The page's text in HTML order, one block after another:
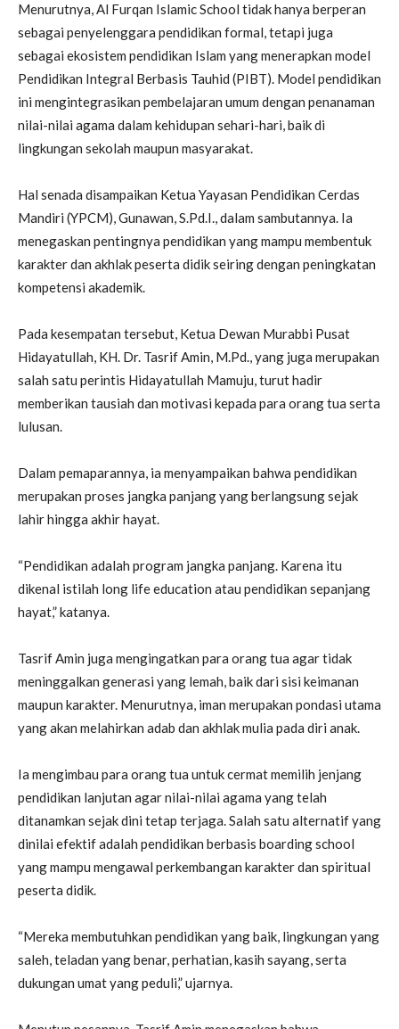
Menurutnya, Al Furqan Islamic School tidak hanya berperan
sebagai penyelenggara pendidikan formal, tetapi juga
sebagai ekosistem pendidikan Islam yang menerapkan model
Pendidikan Integral Berbasis Tauhid (PIBT). Model pendidikan
ini mengintegrasikan pembelajaran umum dengan penanaman
nilai-nilai agama dalam kehidupan sehari-hari, baik di
lingkungan sekolah maupun masyarakat.
Hal senada disampaikan Ketua Yayasan Pendidikan Cerdas
Mandiri (YPCM), Gunawan, S.Pd.I., dalam sambutannya. Ia
menegaskan pentingnya pendidikan yang mampu membentuk
karakter dan akhlak peserta didik seiring dengan peningkatan
kompetensi akademik.
Pada kesempatan tersebut, Ketua Dewan Murabbi Pusat
Hidayatullah, KH. Dr. Tasrif Amin, M.Pd., yang juga merupakan
salah satu perintis Hidayatullah Mamuju, turut hadir
memberikan tausiah dan motivasi kepada para orang tua serta
lulusan.
Dalam pemaparannya, ia menyampaikan bahwa pendidikan
merupakan proses jangka panjang yang berlangsung sejak
lahir hingga akhir hayat.
“Pendidikan adalah program jangka panjang. Karena itu
dikenal istilah long life education atau pendidikan sepanjang
hayat,” katanya.
Tasrif Amin juga mengingatkan para orang tua agar tidak
meninggalkan generasi yang lemah, baik dari sisi keimanan
maupun karakter. Menurutnya, iman merupakan pondasi utama
yang akan melahirkan adab dan akhlak mulia pada diri anak.
Ia mengimbau para orang tua untuk cermat memilih jenjang
pendidikan lanjutan agar nilai-nilai agama yang telah
ditanamkan sejak dini tetap terjaga. Salah satu alternatif yang
dinilai efektif adalah pendidikan berbasis boarding school
yang mampu mengawal perkembangan karakter dan spiritual
peserta didik.
“Mereka membutuhkan pendidikan yang baik, lingkungan yang
saleh, teladan yang benar, perhatian, kasih sayang, serta
dukungan umat yang peduli,” ujarnya.